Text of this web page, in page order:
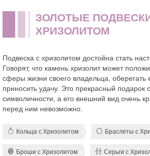
ЗОЛОТЫЕ
ХРИЗОЛИТОМ
Подвеска с хризолитом достойна стать
Говорят, что камень хризолит может
сферы жизни своего владельца, оберегать
приносить удачу. Это прекрасный подарок
символичности, а его внешний вид очень
перед ним невозможно.
Кольца с Хризолитом Браслеты с
Броши с Хризолитом Серьги с